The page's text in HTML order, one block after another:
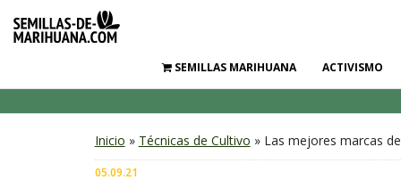
SEMILLAS MARIHUANA ACTIVISMO
Inicio » Técnicas de Cultivo » Las mejores marcas
05.09.21